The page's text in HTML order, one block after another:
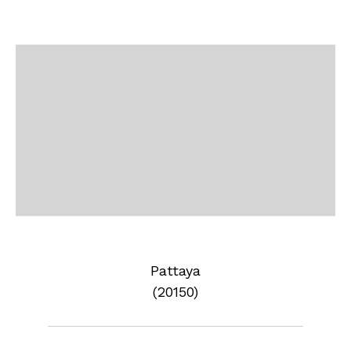
Pattaya
(20150)